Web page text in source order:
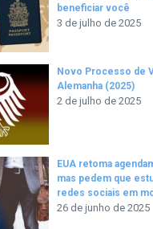
beneficiar você
3 de julho de 2025
Novo Processo de
Alemanha (2025)
2 de julho de 2025
EUA retoma
mas pedem que
redes sociais em
26 de junho de 2025